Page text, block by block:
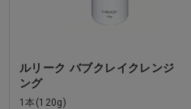
ルリーク バブクレイクレンジ
ング
1本(120g)